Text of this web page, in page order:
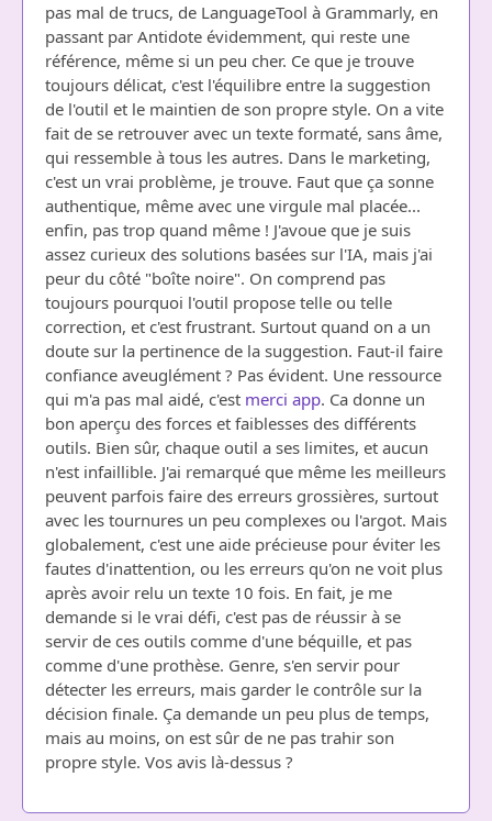
pas mal de trucs, de LanguageTool à Grammarly, en
passant par Antidote évidemment, qui reste une
référence, même si un peu cher. Ce que je trouve
toujours délicat, c'est l'équilibre entre la suggestion
de l'outil et le maintien de son propre style. On a vite
fait de se retrouver avec un texte formaté, sans âme,
qui ressemble à tous les autres. Dans le marketing,
c'est un vrai problème, je trouve. Faut que ça sonne
authentique, même avec une virgule mal placée...
enfin, pas trop quand même ! J'avoue que je suis
assez curieux des solutions basées sur l'IA, mais j'ai
peur du côté "boîte noire". On comprend pas
toujours pourquoi l'outil propose telle ou telle
correction, et c'est frustrant. Surtout quand on a un
doute sur la pertinence de la suggestion. Faut-il faire
confiance aveuglément ? Pas évident. Une ressource
qui m'a pas mal aidé, c'est merci app. Ca donne un
bon aperçu des forces et faiblesses des différents
outils. Bien sûr, chaque outil a ses limites, et aucun
n'est infaillible. J'ai remarqué que même les meilleurs
peuvent parfois faire des erreurs grossières, surtout
avec les tournures un peu complexes ou l'argot. Mais
globalement, c'est une aide précieuse pour éviter les
fautes d'inattention, ou les erreurs qu'on ne voit plus
après avoir relu un texte 10 fois. En fait, je me
demande si le vrai défi, c'est pas de réussir à se
servir de ces outils comme d'une béquille, et pas
comme d'une prothèse. Genre, s'en servir pour
détecter les erreurs, mais garder le contrôle sur la
décision finale. Ça demande un peu plus de temps,
mais au moins, on est sûr de ne pas trahir son
propre style. Vos avis là-dessus ?